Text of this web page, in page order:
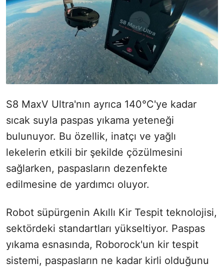
S8 MaxV Ultra'nın ayrıca 140°C'ye kadar
sıcak suyla paspas yıkama yeteneği
bulunuyor. Bu özellik, inatçı ve yağlı
lekelerin etkili bir şekilde çözülmesini
sağlarken, paspasların dezenfekte
edilmesine de yardımcı oluyor.
Robot süpürgenin Akıllı Kir Tespit teknolojisi,
sektördeki standartları yükseltiyor. Paspas
yıkama esnasında, Roborock'un kir tespit
sistemi, paspasların ne kadar kirli olduğunu